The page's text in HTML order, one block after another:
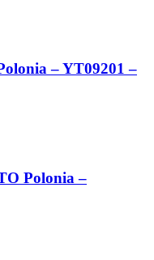
– YT09201 –
Polonia –